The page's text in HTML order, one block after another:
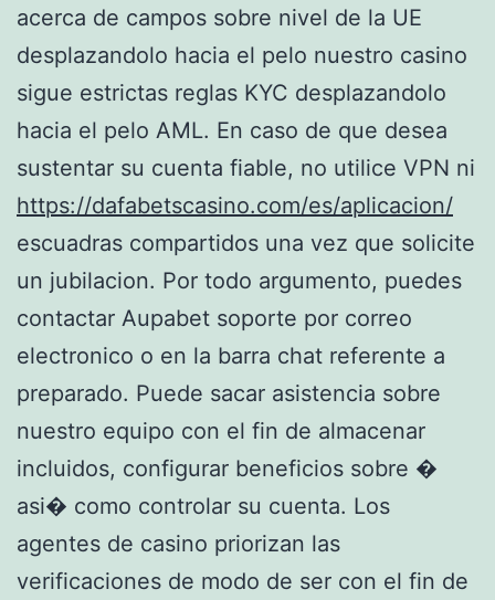
acerca de campos sobre nivel de la UE
desplazandolo hacia el pelo nuestro casino
sigue estrictas reglas KYC desplazandolo
hacia el pelo AML. En caso de que desea
sustentar su cuenta fiable, no utilice VPN ni
https://dafabetscasino.com/es/aplicacion/
escuadras compartidos una vez que solicite
un jubilacion. Por todo argumento, puedes
contactar Aupabet soporte por correo
electronico o en la barra chat referente a
preparado. Puede sacar asistencia sobre
nuestro equipo con el fin de almacenar
incluidos, configurar beneficios sobre �
asi� como controlar su cuenta. Los
agentes de casino priorizan las
verificaciones de modo de ser con el fin de